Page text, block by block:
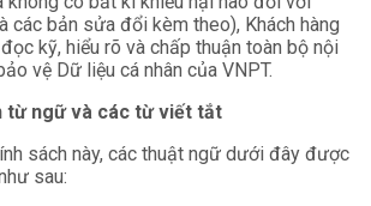
các bản sửa đổi kèm theo), Khách hàng
kỹ, hiểu rõ và chấp thuận toàn bộ nội
vệ Dữ liệu cá nhân của VNPT.
từ ngữ và các từ viết tắt
sách này, các thuật ngữ dưới đây được
sau: